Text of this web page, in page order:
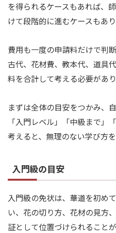
を得られるケースもあれば、
けて段階的に進むケースもあり
費用も一度の申請料だけで判
古代、花材費、教本代、道具
料を合計して考える必要があり
まずは全体の目安をつかみ、
「入門レベル」「中級まで」
考えると、無理のない学び方
入門級の目安
入門級の免状は、華道を初め
い、花の切り方、花材の見方
証として位置づけられることが